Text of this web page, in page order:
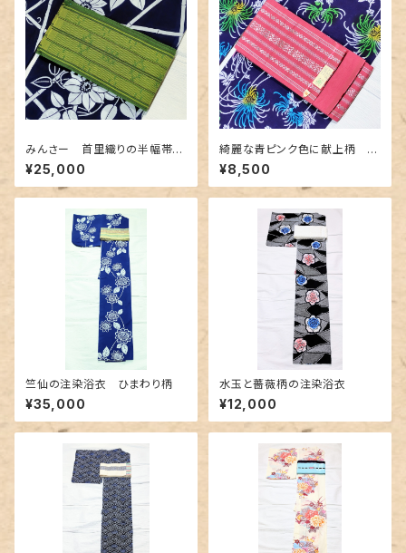
みんさー 首里織りの半幅帯
深緑色
¥25,000
綺麗な青ピンク色に献上柄 博
多織の半幅帯
¥8,500
竺仙の注染浴衣 ひまわり柄
¥35,000
水玉と薔薇柄の注染浴衣
¥12,000